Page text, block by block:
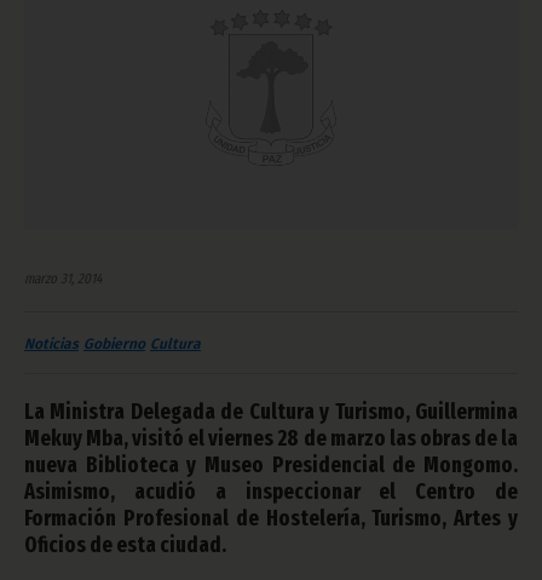
marzo 31, 2014
Noticias Gobierno Cultura
La Ministra Delegada de Cultura y Turismo, Guillermina
Mekuy Mba, visitó el viernes 28 de marzo las obras de la
nueva Biblioteca y Museo Presidencial de Mongomo.
Asimismo, acudió a inspeccionar el Centro de
Formación Profesional de Hostelería, Turismo, Artes y
Oficios de esta ciudad.